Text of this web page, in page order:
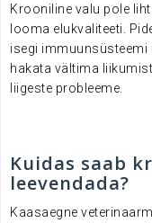
Krooniline valu pole
looma elukvaliteeti.
isegi
hakata vältima
liigeste probleeme.
Kuidas saab
leevendada?
Kaasaegne